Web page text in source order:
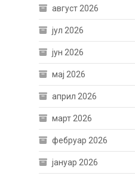
август 2026
јул 2026
јун 2026
мај 2026
април 2026
март 2026
фебруар 2026
јануар 2026